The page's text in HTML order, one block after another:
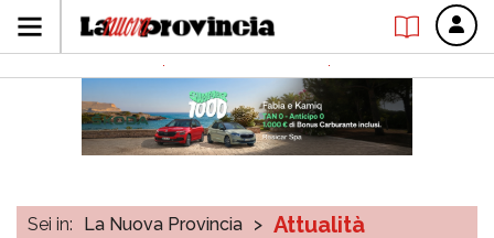
Sei in: La Nuova Provincia > Attualità